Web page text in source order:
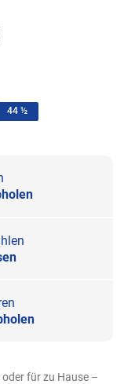
Preis
44 ½(ausgewählt)
für zu Hause –